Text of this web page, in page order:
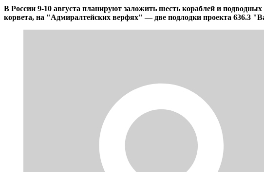
В России 9-10 августа планируют заложить шесть кораблей и
корвета, на "Адмиралтейских верфях" — две подлодки проекта 636.3